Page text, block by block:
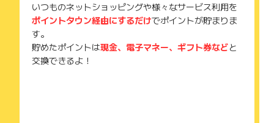
(※) SafariやChromeなどwebサイトを表示するアプリのこと
いつものネットショッピングや様々なサービス利用を
ポイントタウン経由にするだけでポイントが貯まりま
す。
貯めたポイントは現金、電子マネー、ギフト券などと
交換できるよ！